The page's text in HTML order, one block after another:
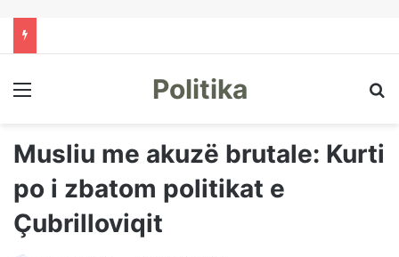
Menu Politika
Musliu me akuzë brutale: Kurti
po i zbatom politikat e
Çubrilloviqit